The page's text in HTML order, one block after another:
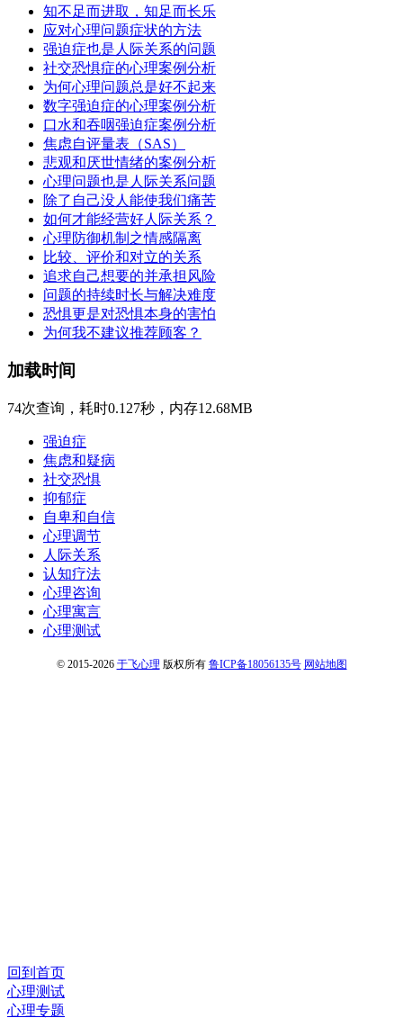
知不足而进取，知足而长乐
应对心理问题症状的方法
强迫症也是人际关系的问题
社交恐惧症的心理案例分析
为何心理问题总是好不起来
数字强迫症的心理案例分析
口水和吞咽强迫症案例分析
焦虑自评量表（SAS）
悲观和厌世情绪的案例分析
心理问题也是人际关系问题
除了自己没人能使我们痛苦
如何才能经营好人际关系？
心理防御机制之情感隔离
比较、评价和对立的关系
追求自己想要的并承担风险
问题的持续时长与解决难度
恐惧更是对恐惧本身的害怕
为何我不建议推荐顾客？
加载时间
74次查询，耗时0.127秒，内存12.68MB
强迫症
焦虑和疑病
社交恐惧
抑郁症
自卑和自信
心理调节
人际关系
认知疗法
心理咨询
心理寓言
心理测试
© 2015-2026 于飞心理 版权所有 鲁ICP备18056135号 网站地图
回到首页
心理测试
心理专题